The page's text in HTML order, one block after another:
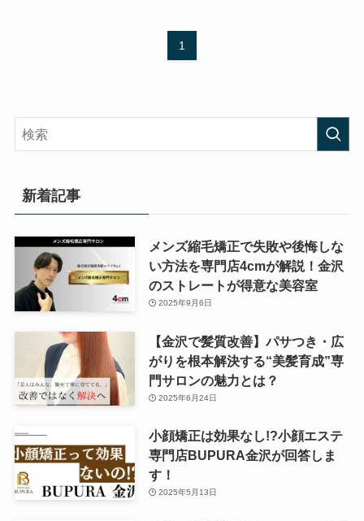
1
新着記事
メンズ縮毛矯正で失敗や後悔しな
い方法を専門店4cmが解説！金沢
のストレートが得意な美容室
2025年9月6日
【金沢で髪質改善】パサつき・広
がりを根本解決する“美髪育成”専
門サロンの魅力とは？
2025年6月24日
小顔矯正は効果なし!?小顔エステ
専門店BUPURA金沢が回答しま
す！
2025年5月13日